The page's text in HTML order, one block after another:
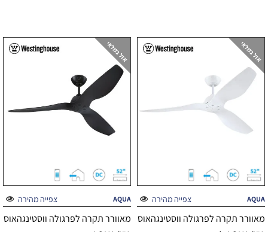
צפייה מהירה AQUA
מאוורר תקרה לפרגולה ווסטינגהאוס
צפייה מהירה AQUA
מאוורר תקרה לפרגולה ווסטינגהאוס